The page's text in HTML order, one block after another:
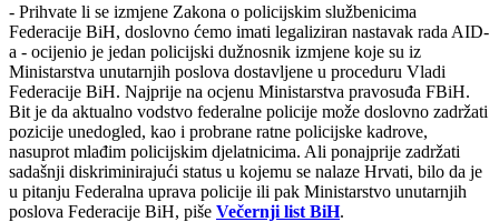
- Prihvate li se izmjene Zakona o policijskim službenicima
Federacije BiH, doslovno ćemo imati legaliziran nastavak rada AID-
a - ocijenio je jedan policijski dužnosnik izmjene koje su iz
Ministarstva unutarnjih poslova dostavljene u proceduru Vladi
Federacije BiH. Najprije na ocjenu Ministarstva pravosuđa FBiH.
Bit je da aktualno vodstvo federalne policije može doslovno zadržati
pozicije unedogled, kao i probrane ratne policijske kadrove,
nasuprot mlađim policijskim djelatnicima. Ali ponajprije zadržati
sadašnji diskriminirajući status u kojemu se nalaze Hrvati, bilo da je
u pitanju Federalna uprava policije ili pak Ministarstvo unutarnjih
poslova Federacije BiH, piše Večernji list BiH.